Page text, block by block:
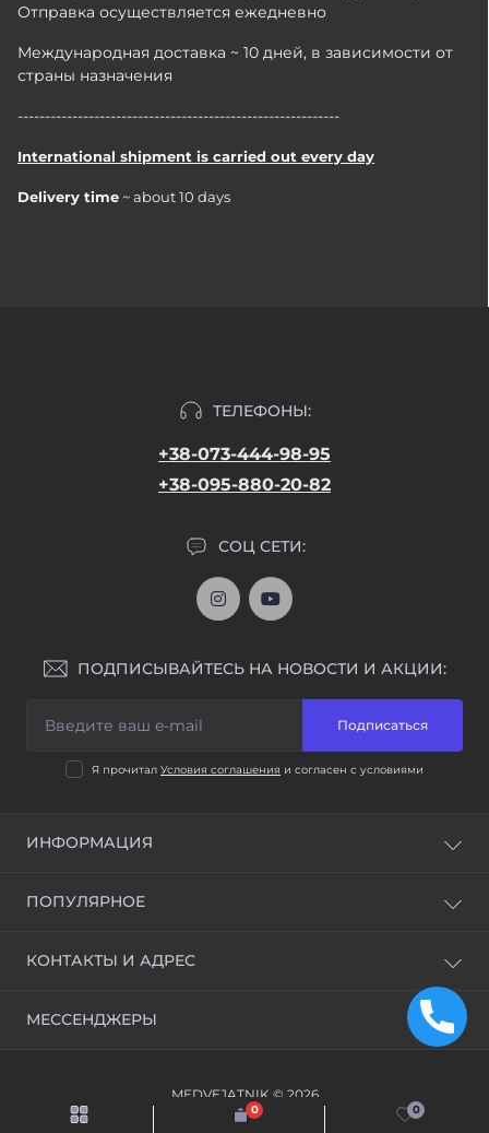
0
0
Отправка осуществляется ежедневно
Международная доставка ~ 10 дней, в зависимости от
страны назначения
-----------------------------------------------------------
International shipment is carried out every day
Delivery time ~ about 10 days
ТЕЛЕФОНЫ:
+38-073-444-98-95
+38-095-880-20-82
СОЦ СЕТИ:
ПОДПИСЫВАЙТЕСЬ НА НОВОСТИ И АКЦИИ:
Подписаться
Я прочитал Условия соглашения и согласен с условиями
ИНФОРМАЦИЯ
Условия соглашения
ПОПУЛЯРНОЕ
Станки для изготовления ключей и Программаторы
КОНТАКТЫ И АДРЕС
МЕССЕНДЖЕРЫ
MEDVEJATNIK © 2026